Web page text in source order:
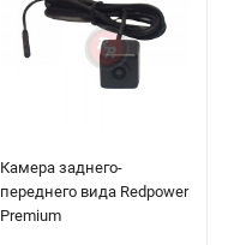
Камера заднего-
переднего вида Redpower
Premium